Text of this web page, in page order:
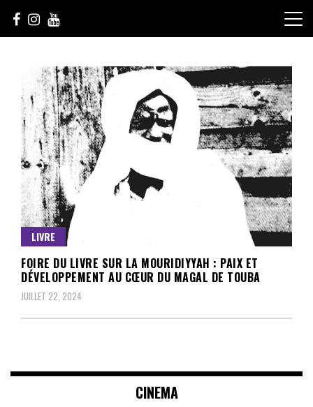
content
sunuculture
LIVRE
FOIRE DU LIVRE SUR LA MOURIDIYYAH : PAIX ET
DÉVELOPPEMENT AU CŒUR DU MAGAL DE TOUBA
JUILLET 22, 2024
CINEMA